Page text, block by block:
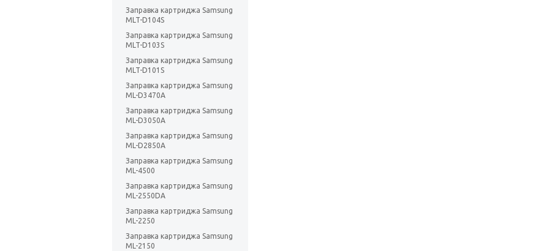
Заправка картриджа Samsung
MLT-D104S
Заправка картриджа Samsung
MLT-D103S
Заправка картриджа Samsung
MLT-D101S
Заправка картриджа Samsung
ML-D3470A
Заправка картриджа Samsung
ML-D3050A
Заправка картриджа Samsung
ML-D2850A
Заправка картриджа Samsung
ML-4500
Заправка картриджа Samsung
ML-2550DA
Заправка картриджа Samsung
ML-2250
Заправка картриджа Samsung
ML-2150